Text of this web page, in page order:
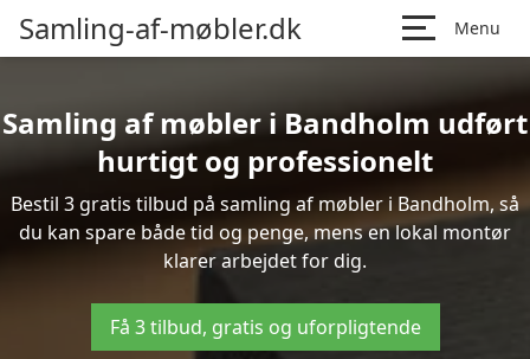
Samling-af-møbler.dk Menu
Samling af møbler i Bandholm udført
hurtigt og professionelt
Bestil 3 gratis tilbud på samling af møbler i Bandholm, så
du kan spare både tid og penge, mens en lokal montør
klarer arbejdet for dig.
Få 3 tilbud, gratis og uforpligtende